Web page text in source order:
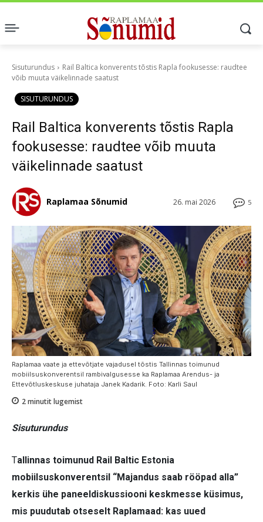
Sisuturundus
Rail Baltica konverents tõstis Rapla fookusesse: raudtee
võib muuta väikelinnade saatust
SISUTURUNDUS
Rail Baltica konverents tõstis Rapla
fookusesse: raudtee võib muuta
väikelinnade saatust
5
26. mai 2026
Raplamaa Sõnumid
Raplamaa vaate ja ettevõtjate vajadusel tõstis Tallinnas toimunud
mobiilsuskonverentsil rambivalgusesse ka Raplamaa Arendus- ja
Ettevõtluskeskuse juhataja Janek Kadarik. Foto: Karli Saul
2minutit lugemist
Sisuturundus
Tallinnas toimunud Rail Baltic Estonia
mobiilsuskonverentsil “Majandus saab rööpad alla”
kerkis ühe paneeldiskussiooni keskmesse küsimus,
mis puudutab otseselt Raplamaad: kas uued